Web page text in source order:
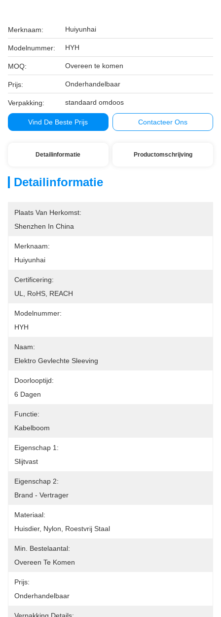
Merknaam: Huiyunhai
Modelnummer: HYH
MOQ: Overeen te komen
Prijs: Onderhandelbaar
Verpakking: standaard omdoos
Vind De Beste Prijs Contacteer Ons
Detailinformatie Productomschrijving
Detailinformatie
Plaats Van Herkomst:
Shenzhen In China
Merknaam:
Huiyunhai
Certificering:
UL, RoHS, REACH
Modelnummer:
HYH
Naam:
Elektro Gevlechte Sleeving
Doorlooptijd:
6 Dagen
Functie:
Kabelboom
Eigenschap 1:
Slijtvast
Eigenschap 2:
Brand - Vertrager
Materiaal:
Huisdier, Nylon, Roestvrij Staal
Min. Bestelaantal:
Overeen Te Komen
Prijs:
Onderhandelbaar